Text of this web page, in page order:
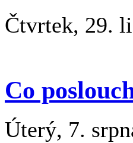
Čtvrtek, 29.
Co
Úterý, 7.